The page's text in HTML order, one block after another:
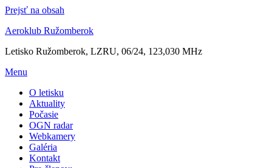
Prejsť na obsah
Aeroklub Ružomberok
Letisko Ružomberok, LZRU, 06/24, 123,030 MHz
Menu
O letisku
Aktuality
Počasie
OGN radar
Webkamery
Galéria
Kontakt